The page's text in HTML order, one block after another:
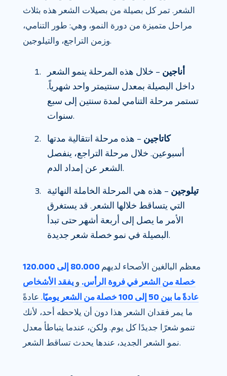
الشعر. تمر كل بصيلة من بصيلات الشعر هذه بثلاث
مراحل متميزة من دورة النمو، وهي: طور التنامي،
وزمن التراجع، والتيلوجين.
أناجين – خلال هذه المرحلة ينمو الشعر
داخل البصيلة بمعدل سنتيمتر واحد شهرياً.
تستمر مرحلة التنامي لمدة سنتين إلى سبع
سنوات.
كاتاجين – هذه مرحلة انتقالية مدتها
أسبوعين. خلال مرحلة التراجع، ينفصل
الشعر عن إمداد الدم.
تيلوجين – هذه هي المرحلة الخاملة النهائية
التي يتساقط خلالها الشعر. قد يستغرق
الأمر ما يصل إلى أربعة أشهر حتى تبدأ
البصيلة في نمو خصلة شعر جديدة.
معظم البالغين الأصحاء لديهم
80.000 إلى 120.000
خصلة من الشعر في فروة الرأس. و يفقد الأشخاص
عادةً ما بين 50 إلى 100 خصلة من الشعر يوميًا
. عادةً
ما يمر فقدان الشعر هذا دون أن يلاحظه أحد، لأنك
تنمو شعرًا جديدًا كل يوم. ولكن، عندما يتباطأ معدل
نمو الشعر الجديد، عندها يحدث تساقط الشعر.